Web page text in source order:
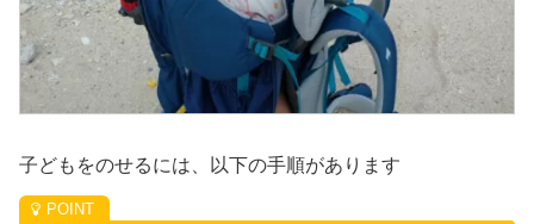
子どもをのせるには、以下の手順があります